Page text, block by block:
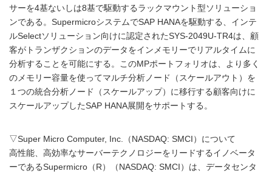
サーを4基ないしは8基で駆動するラックマウント型ソリューショ
ンである。SupermicroシステムでSAP HANAを駆動する、インテ
ルSelectソリューション向けに認定されたSYS-2049U-TR4は、顧
客がトランザクションのデータをインメモリーでリアルタイムに
分析することを可能にする。このMPポートフォリオは、より多く
のメモリー容量を使ってマルチ分析ノード（スケールアウト）を
１つの統合分析ノード（スケールアップ）に移行する顧客向けに
スケールアップしたSAP HANA展開をサポートする。
▽Super Micro Computer, Inc.（NASDAQ: SMCI）について
高性能、高効率なサーバーテクノロジーをリードするイノベータ
ーであるSupermicro（R）（NASDAQ: SMCI）は、データセンタ